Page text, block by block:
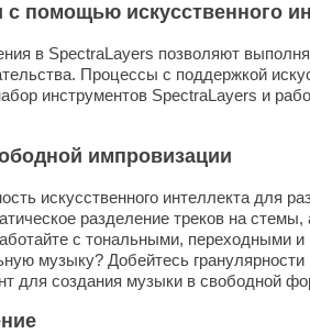
помощью искусственного
в SpectraLayers позволяют
Процессы с поддержкой
инструментов SpectraLayers и
импровизации
искусственного интеллекта для
разделение треков на
с тональными, переходными
музыку? Добейтесь
для создания музыки в свободной